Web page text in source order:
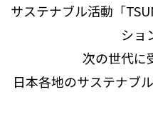
烏骨鶏等）
飲料類
北海
札幌市（北海道） 千
石狩市（北海道）小樽
東川町（北海道）枝幸
白老町（北海道）
別
ランキング
サステナブル活動「
ショ
次の世代に
日本各地のサステナブ